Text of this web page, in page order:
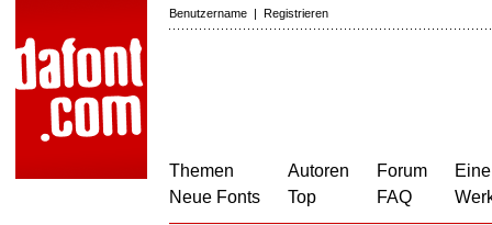
Benutzername | Registrieren
Themen
Neue Fonts
Autoren
Top
Forum
FAQ